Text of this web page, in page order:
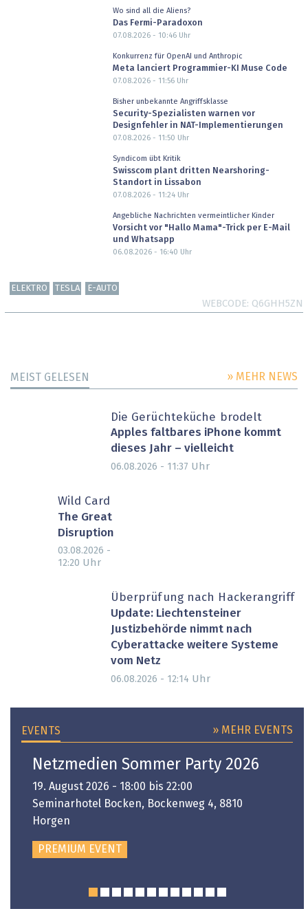
Wo sind all die Aliens?
Das Fermi-Paradoxon
07.08.2026 - 10:46Uhr
Konkurrenz für OpenAI und Anthropic
Meta lanciert Programmier-KI Muse Code
07.08.2026 - 11:56Uhr
Bisher unbekannte Angriffsklasse
Security-Spezialisten warnen vor
Designfehler in NAT-Implementierungen
07.08.2026 - 11:50 Uhr
Syndicom übt Kritik
Swisscom plant dritten Nearshoring-
Standort in Lissabon
07.08.2026 - 11:24Uhr
Angebliche Nachrichten vermeintlicher Kinder
Vorsicht vor "Hallo Mama"-Trick per E-Mail
und Whatsapp
06.08.2026 - 16:40 Uhr
ELEKTRO TESLA E-AUTO
WEBCODE Q6GHH5ZN
MEIST GELESEN » MEHR NEWS
Die Gerüchteküche brodelt
Apples faltbares iPhone kommt
dieses Jahr – vielleicht
06.08.2026 - 11:37 Uhr
Wild Card
The Great
Disruption
03.08.2026 -
12:20 Uhr
Überprüfung nach Hackerangriff
Update: Liechtensteiner
Justizbehörde nimmt nach
Cyberattacke weitere Systeme
vom Netz
06.08.2026 - 12:14 Uhr
EVENTS » MEHR EVENTS
Netzmedien Sommer Party 2026
19. August 2026 - 18:00 bis 22:00
Seminarhotel Bocken, Bockenweg 4, 8810
Horgen
PREMIUM EVENT